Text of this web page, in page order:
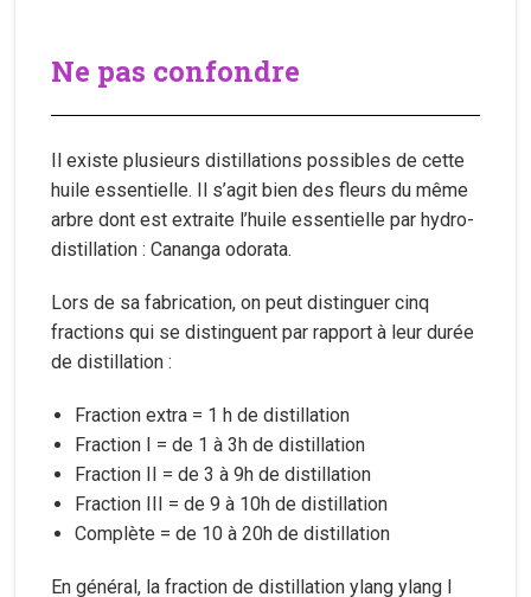
Ne pas confondre
Il existe plusieurs distillations possibles de cette
huile essentielle. Il s’agit bien des fleurs du même
arbre dont est extraite l’huile essentielle par hydro-
distillation : Cananga odorata.
Lors de sa fabrication, on peut distinguer cinq
fractions qui se distinguent par rapport à leur durée
de distillation :
Fraction extra = 1 h de distillation
Fraction I = de 1 à 3h de distillation
Fraction II = de 3 à 9h de distillation
Fraction III = de 9 à 10h de distillation
Complète = de 10 à 20h de distillation
En général, la fraction de distillation ylang ylang I